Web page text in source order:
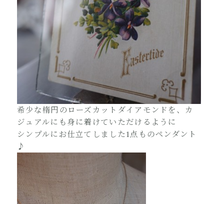
希少な楕円のローズカットダイアモンドを、カ
ジュアルにも身に着けていただけるように
シンプルにお仕立てしました1点ものペンダント
♪